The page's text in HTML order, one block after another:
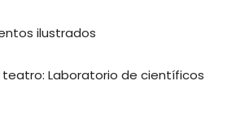
ilustrados
teatro: Laboratorio de científicos